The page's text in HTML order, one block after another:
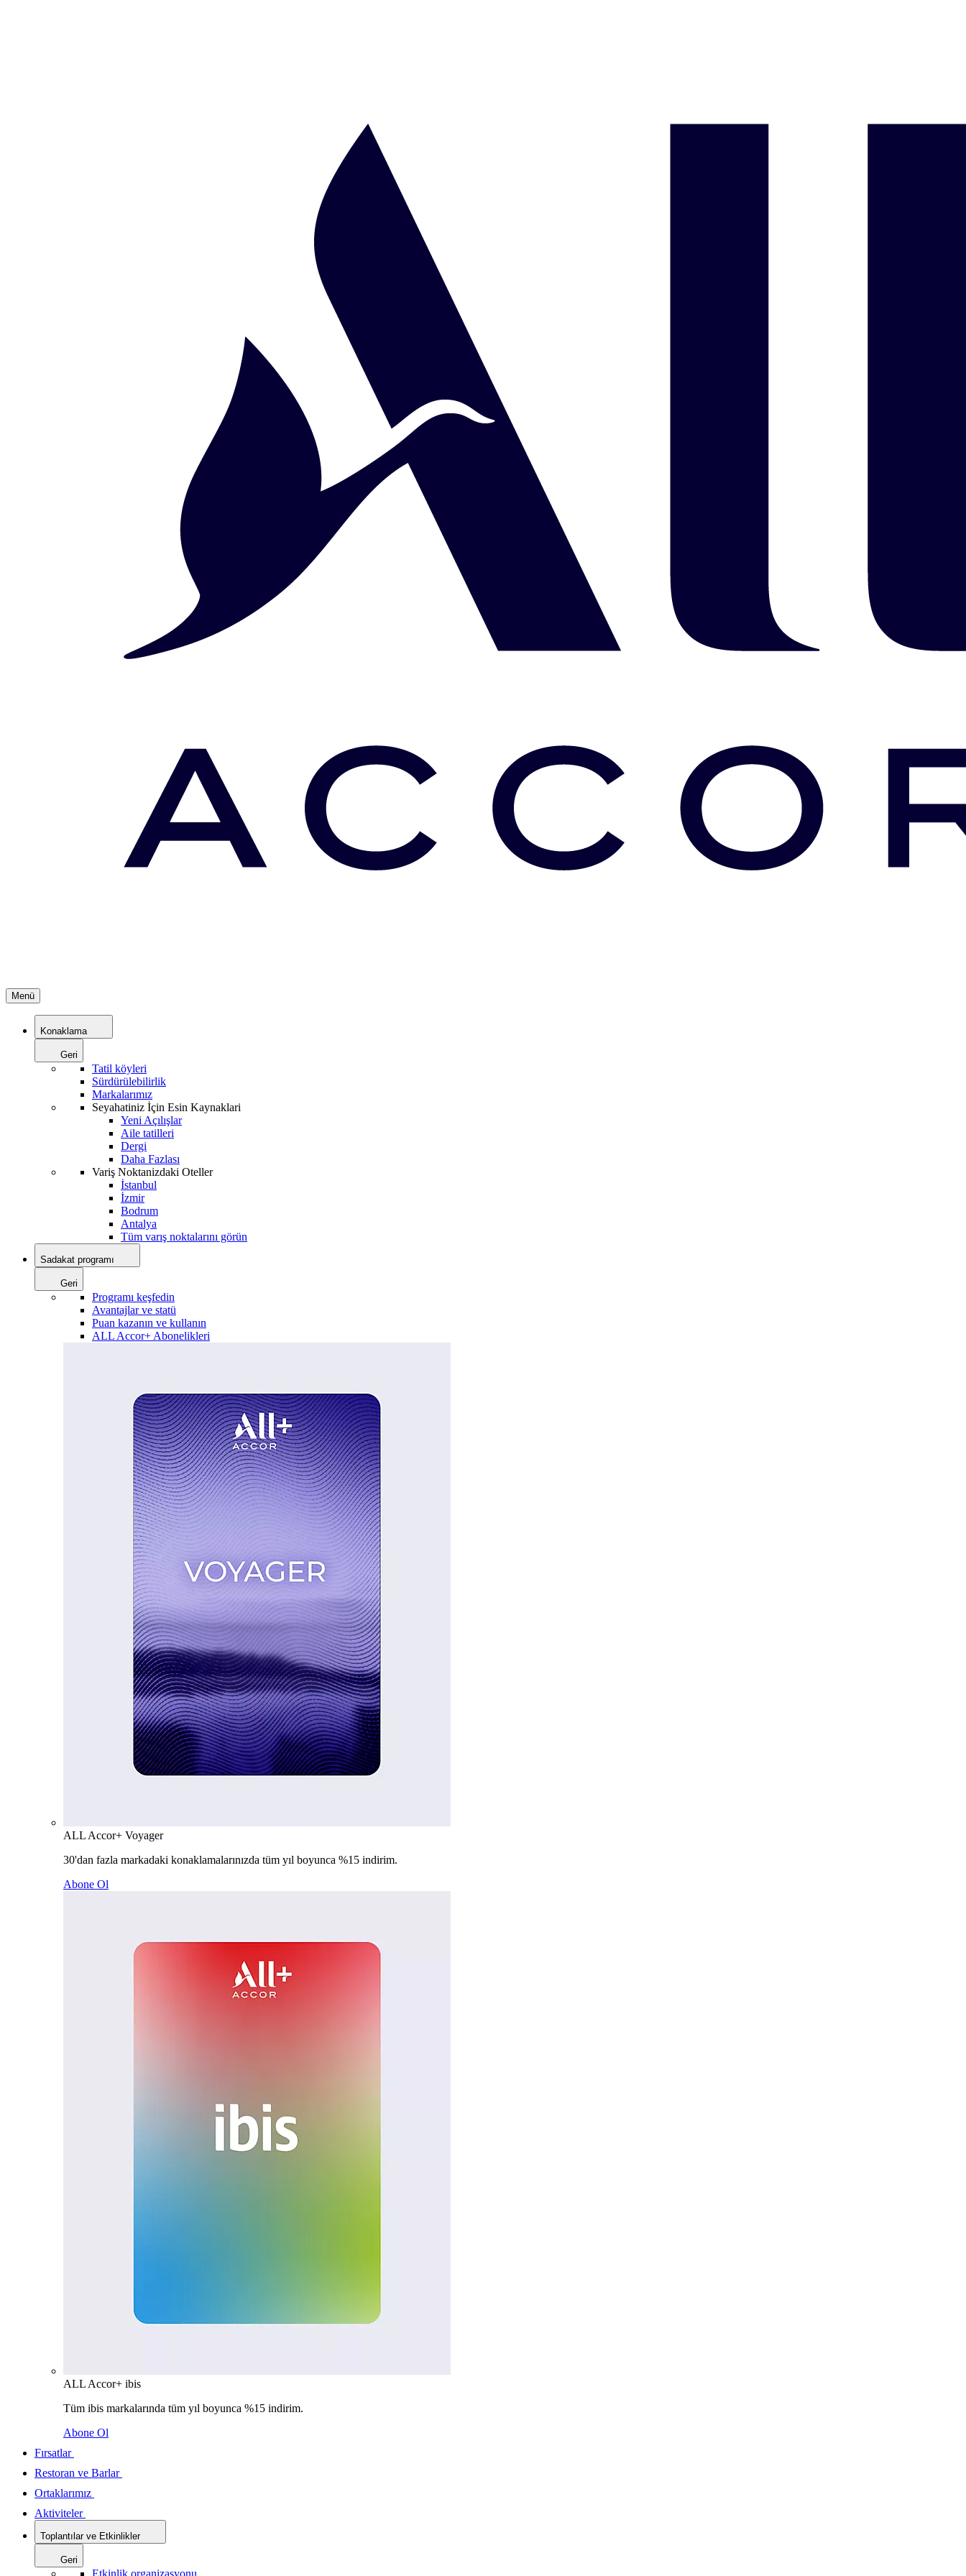
Menü
Konaklama
Geri
Tatil köyleri
Sürdürülebilirlik
Markalarımız
Seyahatiniz İçin Esin Kaynaklari
Yeni Açılışlar
Aile tatilleri
Dergi
Daha Fazlası
Variş Noktanizdaki Oteller
İstanbul
İzmir
Bodrum
Antalya
Tüm varış noktalarını görün
Sadakat programı
Geri
Programı keşfedin
Avantajlar ve statü
Puan kazanın ve kullanın
ALL Accor+ Abonelikleri
ALL Accor+ Voyager
30'dan fazla markadaki konaklamalarınızda tüm yıl boyunca %15 indirim.
Abone Ol
ALL Accor+ ibis
Tüm ibis markalarında tüm yıl boyunca %15 indirim.
Abone Ol
Fırsatlar
Restoran ve Barlar
Ortaklarımız
Aktiviteler
Toplantılar ve Etkinlikler
Geri
Etkinlik organizasyonu